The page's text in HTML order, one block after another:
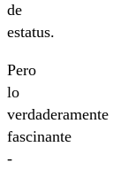
de
estatus.
Pero
lo
verdaderamente
fascinante
-